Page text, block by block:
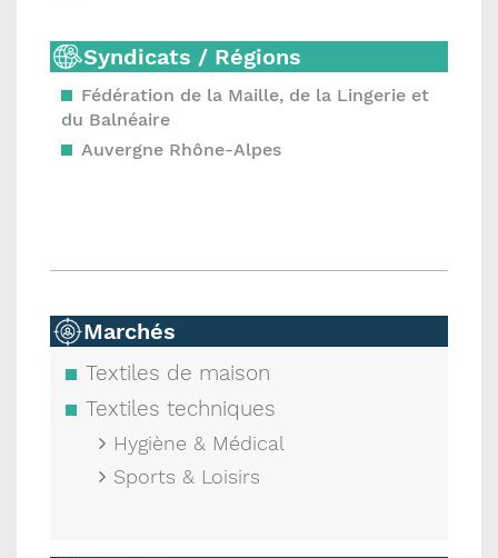
Syndicats / Régions
Fédération de la Maille, de la Lingerie et
du Balnéaire
Auvergne Rhône-Alpes
Marchés
Textiles de maison
Textiles techniques
Hygiène & Médical
Sports & Loisirs